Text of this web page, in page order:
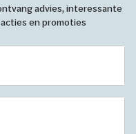
advies, interessante
en promoties